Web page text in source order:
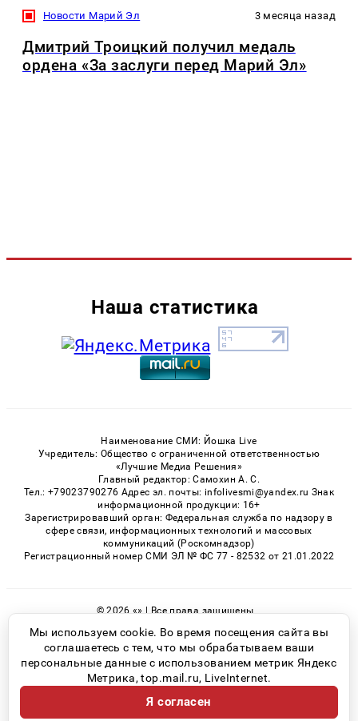
Новости Марий Эл 3 месяца назад
Дмитрий Троицкий получил медаль
ордена «За заслуги перед Марий Эл»
Наша статистика
Наименование СМИ: Йошка Live
Учредитель: Общество с ограниченной ответственностью
«Лучшие Медиа Решения»
Главный редактор: Самохин А. С.
Тел.: +79023790276 Адрес эл. почты: infolivesmi@yandex.ru Знак
информационной продукции: 16+
Зарегистрировавший орган: Федеральная служба по надзору в
сфере связи, информационных технологий и массовых
коммуникаций (Роскомнадзор)
Регистрационный номер СМИ ЭЛ № ФС 77 - 82532 от 21.01.2022
© 2026 «» | Все права защищены
Возрастная категория сайта 16+
Политика конфиденциальности
Мы используем cookie. Во время посещения сайта вы
соглашаетесь с тем, что мы обрабатываем ваши
персональные данные с использованием метрик Яндекс
Метрика, top.mail.ru, LiveInternet.
Я согласен